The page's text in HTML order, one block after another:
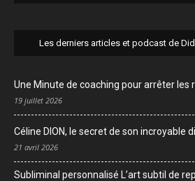
Les derniers articles et podcast de
Une Minute de coaching pour arrêter les
19 juillet 2026
Céline DION, le secret de son incroyable
21 avril 2026
Subliminal personnalisé L’art subtil de